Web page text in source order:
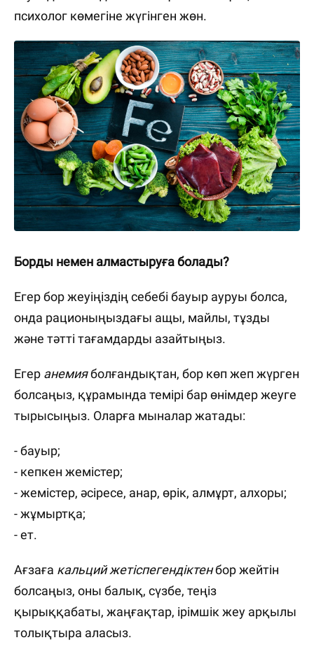
психолог көмегіне жүгінген жөн.
Борды немен алмастыруға болады?
Егер бор жеуіңіздің себебі бауыр ауруы болса,
онда рационыңыздағы ащы, майлы, тұзды
және тәтті тағамдарды азайтыңыз.
Егер анемияболғандықтан, бор көп жеп жүрген
болсаңыз, құрамында темірі бар өнімдер жеуге
тырысыңыз. Оларға мыналар жатады:
- бауыр;
- кепкен жемістер;
- жемістер, әсіресе, анар, өрік, алмұрт, алхоры;
- жұмыртқа;
- ет.
Ағзаға кальций жетіспегендіктенбор жейтін
болсаңыз, оны балық, сүзбе, теңіз
қырыққабаты, жаңғақтар, ірімшік жеу арқылы
толықтыра аласыз.